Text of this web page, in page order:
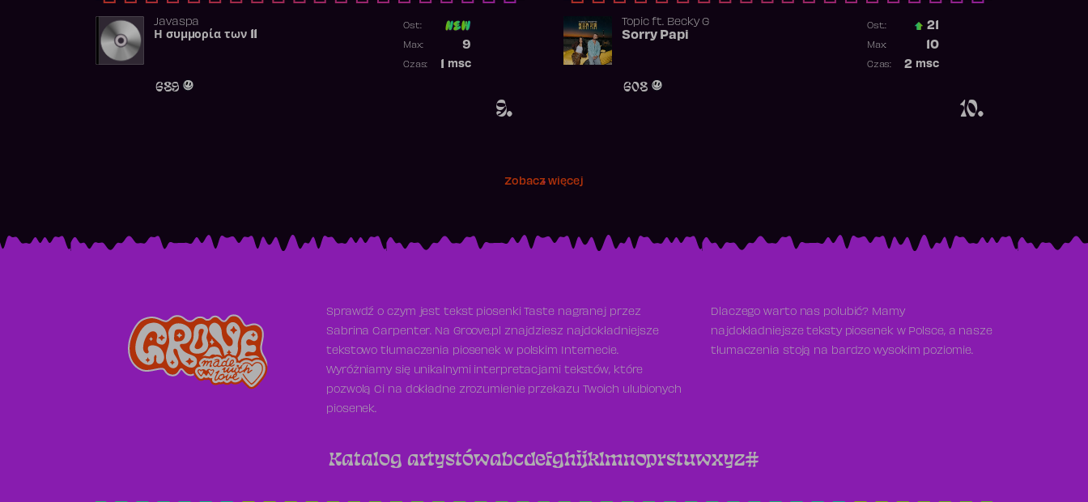
9.
Javaspa
Η συμμορία των 11
689
Ost:
9
Max:
msc
Czas:
10.
Topicft. Becky G
Sorry Papi
608
Ost.: 21
10
Max:
2 msc
Czas:
Zobacz więcej
Sprawdź o czym jest tekst piosenki Taste nagranej przez
Sabrina Carpenter. Na Groove.pl znajdziesz najdokładniejsze
tekstowo tłumaczenia piosenek w polskim Internecie.
Wyróżniamy się unikalnymi interpretacjami tekstów, które
pozwolą Ci na dokładne zrozumienie przekazu Twoich ulubionych
piosenek.
Dlaczego warto nas polubić? Mamy
najdokładniejsze teksty piosenek w Polsce, a nasze
tłumaczenia stoją na bardzo wysokim poziomie.
Katalog artystówabcdefghijklmnoprstuwxyz#